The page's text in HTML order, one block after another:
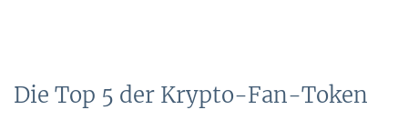
Die Top 5 der Krypto-Fan-Token